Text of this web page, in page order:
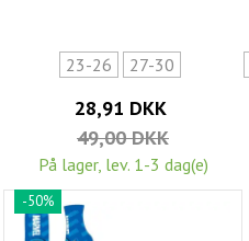
23-26 27-30
28,91 DKK
49,00 DKK
På lager, lev. 1-3 dag(e)
-50%